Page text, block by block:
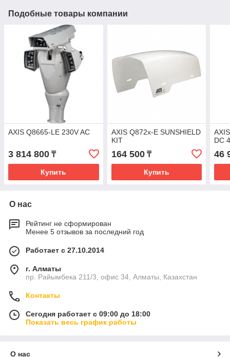
Подобные товары компании
AXIS Q8665-LE 230V AC
3 814 800 ₸
Купить
AXIS Q872x-E SUNSHIELD
KIT
164 500₸
Купить
DC
46
О нас
Рейтинг не сформирован
Менее 5 отзывов за последний год
Работает с 27.10.2014
г. Алматы
пр. Райымбека 211/3, офис 34, Алматы, Казахстан
Контакты
Сегодня работает с 09:00 до 18:00
Показать весь график работы
О нас